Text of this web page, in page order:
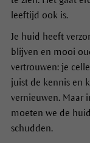
leeftijd ook is.
Je huid heeft
blijven en mooi
vertrouwen: je
juist de kennis en
vernieuwen. Maar
moeten we de
schudden.